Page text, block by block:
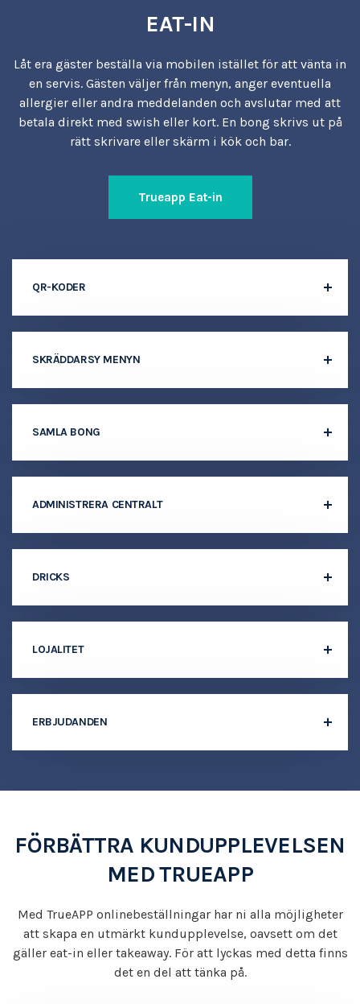
EAT-IN
Låt era gäster beställa via mobilen istället för att vänta in
en servis. Gästen väljer från menyn, anger eventuella
allergier eller andra meddelanden och avslutar med att
betala direkt med swish eller kort. En bong skrivs ut på
rätt skrivare eller skärm i kök och bar.
Trueapp Eat-in
QR-KODER
SKRÄDDARSY MENYN
SAMLA BONG
ADMINISTRERA CENTRALT
DRICKS
LOJALITET
ERBJUDANDEN
FÖRBÄTTRA KUNDUPPLEVELSEN
MED TRUEAPP
Med TrueAPP onlinebeställningar har ni alla möjligheter
att skapa en utmärkt kundupplevelse, oavsett om det
gäller eat-in eller takeaway. För att lyckas med detta finns
det en del att tänka på.